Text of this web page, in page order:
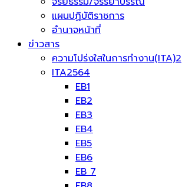
แผนปฏิบัติราชการ
อำนาจหน้าที่
ข่าวสาร
ความโปร่งใสในการทำงาน(ITA)2
ITA2564
EB1
EB2
EB3
EB4
EB5
EB6
EB 7